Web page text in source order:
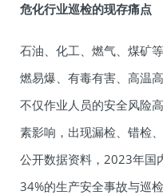
危化行业巡检的现存痛点
石油、化工、燃气、煤矿
燃易爆、有毒有害、高温
不仅作业人员的安全风险
素影响，出现漏检、错检
公开数据资料，2023年国
34%的生产安全事故与巡